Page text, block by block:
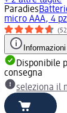
Paradies
micro AAA, 4 pz
Informazioni
Disponibile
consegna
seleziona il